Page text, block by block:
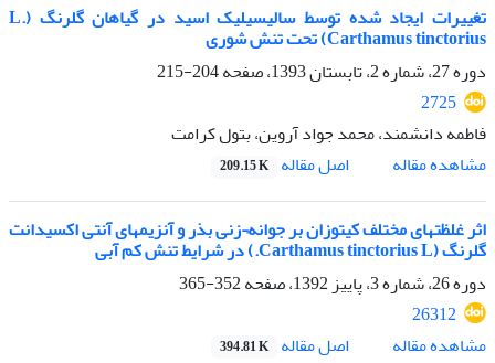
تغییرات ایجاد شده توسط سالیسیلیک اسید در گیاهان گلرنگ (L.
Carthamus tinctorius) تحت تنش شوری
دوره 27، شماره 2، تابستان 1393، صفحه
204-215
2725
فاطمه دانشمند، محمد جواد آروین، بتول کرامت
مشاهده مقاله
اصل مقاله 209.15 K
اثر غلظتهای مختلف کیتوزان بر جوانه¬زنی بذر و آنزیمهای آنتی اکسیدانت
گلرنگ (Carthamus tinctorius L.) در شرایط تنش کم آبی
دوره 26، شماره 3، پاییز 1392، صفحه
352-365
26312
مشاهده مقاله
اصل مقاله 394.81 K